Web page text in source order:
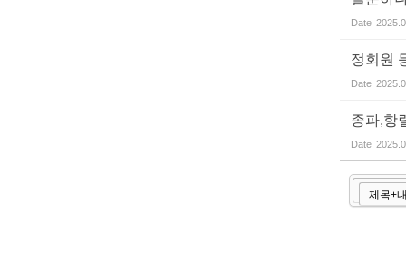
Date
정회원
Date
종파,항
Date